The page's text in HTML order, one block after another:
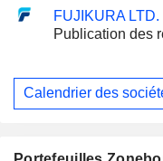
FUJIKURA LTD.
Publication des
Calendrier des